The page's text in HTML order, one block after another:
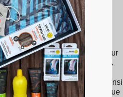
conçues pour offrir un
inégalé à chaque pas.
de haute qualité, nos
sports et activités, allant du
la course à pied. Grâce à leur
chocs, ils réduisent l'impact sur
ainsi les risques de blessures.
également une meilleure
du poids, améliorant ainsi
et votre confort au quotidien. Que